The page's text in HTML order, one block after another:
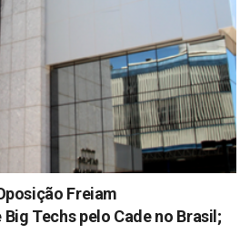
Freiam
Techs pelo Cade no Brasil;